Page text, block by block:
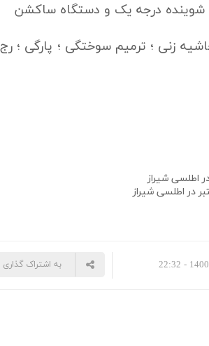
شوینده درجه یک و دستگاه ساکشن
زنی ؛ ترمیم سوختگی ؛ پارگی ؛
اطلسی شیراز
در اطلسی شیراز
به اشتراک گذاری